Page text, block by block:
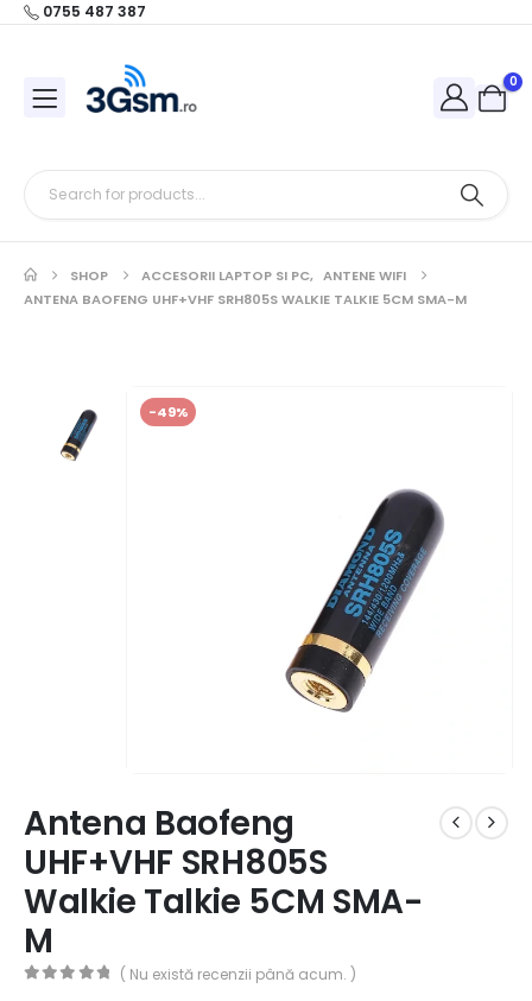
0755 487 387
0
SHOP ACCESORII LAPTOP SI PC, ANTENE WIFI
ANTENA BAOFENG UHF+VHF SRH805S WALKIE TALKIE 5CM SMA-M
-49%
Antena Baofeng
UHF+VHF SRH805S
Walkie Talkie 5CM SMA-
M
( Nu există recenzii până acum. )